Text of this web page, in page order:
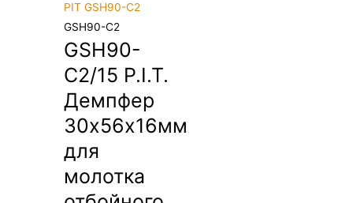
GSH90-C2
GSH90-
C2/15 P.I.T.
Демпфер
30х56х16мм
для
молотка